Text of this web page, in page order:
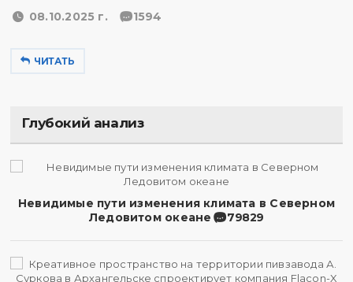
08.10.2025 г. 1594
ЧИТАТЬ
Глубокий анализ
Невидимые пути изменения климата в Северном
Ледовитом океане
79829